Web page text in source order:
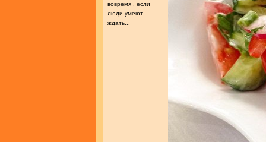
вовремя , если
люди умеют
ждать...